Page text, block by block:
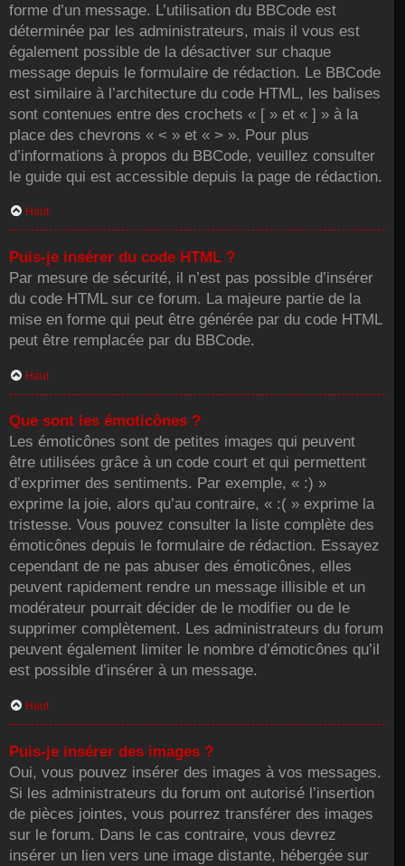
forme d’un message. L’utilisation du BBCode est
déterminée par les administrateurs, mais il vous est
également possible de la désactiver sur chaque
message depuis le formulaire de rédaction. Le BBCode
est similaire à l’architecture du code HTML, les balises
sont contenues entre des crochets « [ » et « ] » à la
place des chevrons « < » et « > ». Pour plus
d’informations à propos du BBCode, veuillez consulter
le guide qui est accessible depuis la page de rédaction.
Haut
Puis-je insérer du code HTML ?
Par mesure de sécurité, il n’est pas possible d’insérer
du code HTML sur ce forum. La majeure partie de la
mise en forme qui peut être générée par du code HTML
peut être remplacée par du BBCode.
Haut
Que sont les émoticônes ?
Les émoticônes sont de petites images qui peuvent
être utilisées grâce à un code court et qui permettent
d’exprimer des sentiments. Par exemple, « :) »
exprime la joie, alors qu’au contraire, « :( » exprime la
tristesse. Vous pouvez consulter la liste complète des
émoticônes depuis le formulaire de rédaction. Essayez
cependant de ne pas abuser des émoticônes, elles
peuvent rapidement rendre un message illisible et un
modérateur pourrait décider de le modifier ou de le
supprimer complètement. Les administrateurs du forum
peuvent également limiter le nombre d’émoticônes qu’il
est possible d’insérer à un message.
Haut
Puis-je insérer des images ?
Oui, vous pouvez insérer des images à vos messages.
Si les administrateurs du forum ont autorisé l’insertion
de pièces jointes, vous pourrez transférer des images
sur le forum. Dans le cas contraire, vous devrez
insérer un lien vers une image distante, hébergée sur